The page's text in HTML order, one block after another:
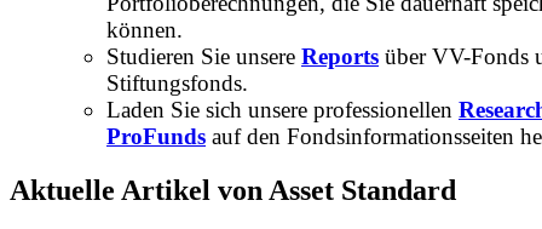
können.
Studieren Sie unsere Reports über VV-Fonds
Stiftungsfonds.
Laden Sie sich unsere professionellen
ProFunds auf den Fondsinformationsseiten
Aktuelle Artikel von Asset Standard